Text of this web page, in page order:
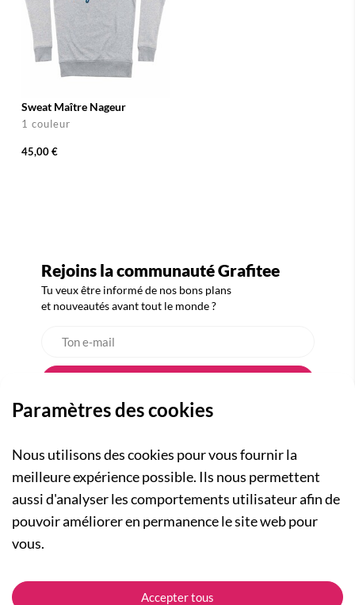
Sweat Maître Nageur
1 couleur
45,00 €
Rejoins la communauté Grafitee
Tu veux être informé de nos bons plans
et nouveautés avant tout le monde ?
A PROPOS
Qui sommes-nous ?
Actualités
Nos engagements
Collection Femme
ASSISTANCE
Paramètres des cookies
Nous utilisons des cookies pour vous fournir la
meilleure expérience possible. Ils nous permettent
aussi d'analyser les comportements utilisateur afin de
pouvoir améliorer en permanence le site web pour
vous.
Accepter tous